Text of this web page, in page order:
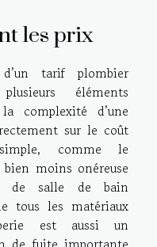
les prix
tarif plombier
éléments
complexité d’une
sur le coût
comme le
moins onéreuse
de salle de bain
tous les matériaux
est aussi un